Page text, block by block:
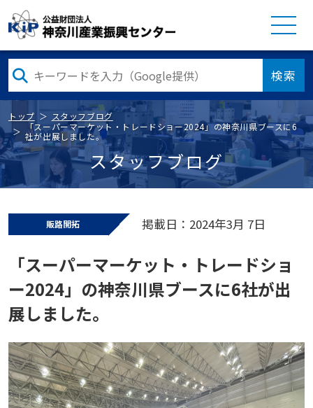
検索
トップ
スタッフブログ
「スーパーマーケット・トレードショー2024」の神奈川県ブースに6
社が出展しました。
スタッフブログ
販路開拓 掲載日：2024年3月 7日
「スーパーマーケット・トレードショ
ー2024」の神奈川県ブースに6社が出
展しました。